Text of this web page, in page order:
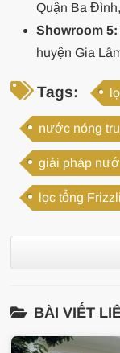
Quận Ba
Showroom 5:
huyện Gia
Tags:
nước nóng
giải pháp
lọc tổng
BÀI VIẾT